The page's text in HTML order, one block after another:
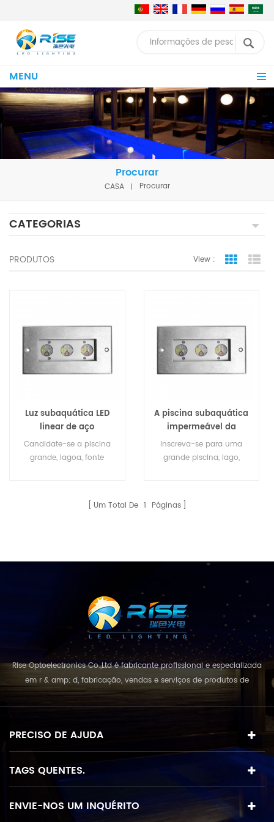
MENU
Procurar
CASA Procurar
CATEGORIAS
PRODUTOS View : Grid View
Luz subaquática LED
linear de aço
inoxidável 316L
Candidate-se a piscina
grande, lagoa, fonte
A piscina subaquática
impermeável da
aplicação IP68 da
entrada 12Volt
Inscreva-se para uma
grande piscina, lago,
Um Total De 1 Páginas
Rise Optoelectronics Co.,Ltd é fabricante profissional e especializada
em r & amp; d, fabricação, vendas e serviços de produtos de
iluminação led, com uma grande variedade de unidades de
iluminação para uso residencial, comercial e lanscape. com o
serviço acima de tudo", combinando e...
PRECISO DE AJUDA
TAGS QUENTES.
ENVIE-NOS UM INQUÉRITO